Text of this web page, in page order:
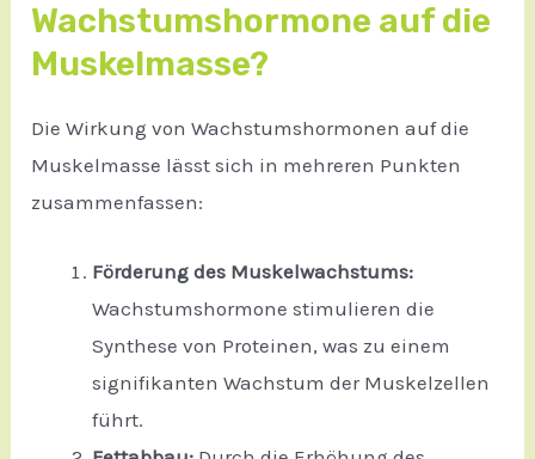
Wachstumshormone auf die
Muskelmasse?
Die Wirkung von Wachstumshormonen auf die
Muskelmasse lässt sich in mehreren Punkten
zusammenfassen:
Förderung des Muskelwachstums:
Wachstumshormone stimulieren die
Synthese von Proteinen, was zu einem
signifikanten Wachstum der Muskelzellen
führt.